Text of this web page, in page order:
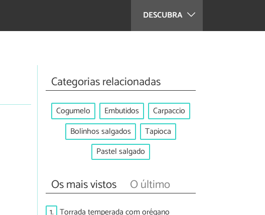
DESCUBRA
Categorias relacionadas
Cogumelo Embutidos
Carpaccio
Bolinhos salgados
Tapioca
Pastel salgado
Os mais vistos O último